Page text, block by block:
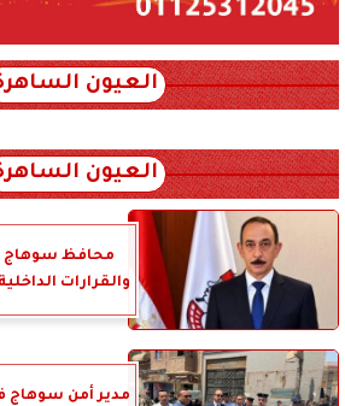
العيون
العيون
محافظ سوهاج
والقرارات
مدير أمن سوهاج